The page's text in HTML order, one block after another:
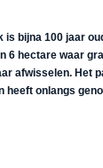
maken
is bijna 100 jaar
6 hectare waar
afwisselen. Het
heeft onlangs